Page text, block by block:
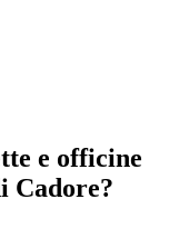
e officine
Cadore?